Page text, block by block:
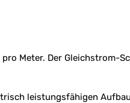
Meter. Der
leistungsfähigen